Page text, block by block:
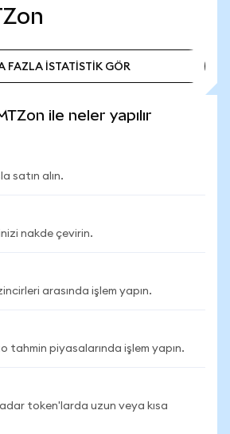
FAZLA İSTATİSTİK GÖR
ile neler yapılır
satın alın.
nakde çevirin.
arasında işlem yapın.
tahmin piyasalarında işlem yapın.
token'larda uzun veya kısa